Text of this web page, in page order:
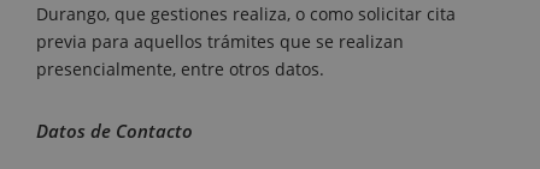
Durango, que gestiones realiza, o como solicitar cita
previa para aquellos trámites que se realizan
presencialmente, entre otros datos.
Datos de Contacto